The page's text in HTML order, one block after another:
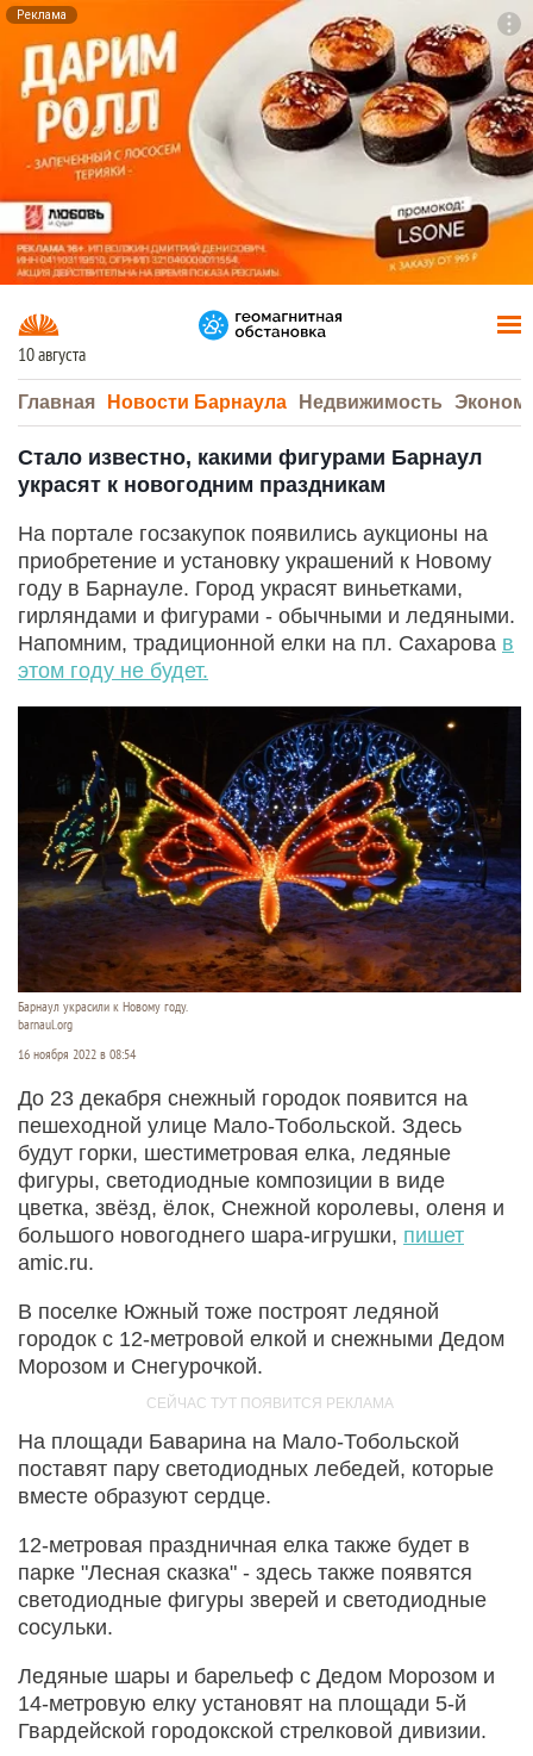
Реклама
10 августа
Главная Новости Барнаула Недвижимость
Стало известно, какими фигурами Барнаул
украсят к новогодним праздникам
На портале госзакупок появились аукционы на
приобретение и установку украшений к Новому
году в Барнауле. Город украсят виньетками,
гирляндами и фигурами - обычными и ледяными.
Напомним, традиционной елки на пл. Сахарова в
этом году не будет.
Барнаул украсили к Новому году.
barnaul.org
16 ноября 2022 в 08:54
До 23 декабря снежный городок появится на
пешеходной улице Мало-Тобольской. Здесь
будут горки, шестиметровая елка, ледяные
фигуры, светодиодные композиции в виде
цветка, звёзд, ёлок, Снежной королевы, оленя и
большого новогоднего шара-игрушки, пишет
amic.ru.
В поселке Южный тоже построят ледяной
городок с 12-метровой елкой и снежными Дедом
Морозом и Снегурочкой.
На площади Баварина на Мало-Тобольской
поставят пару светодиодных лебедей, которые
вместе образуют сердце.
12-метровая праздничная елка также будет в
парке "Лесная сказка" - здесь также появятся
светодиодные фигуры зверей и светодиодные
сосульки.
Ледяные шары и барельеф с Дедом Морозом и
14-метровую елку установят на площади 5-й
Гвардейской городокской стрелковой дивизии.